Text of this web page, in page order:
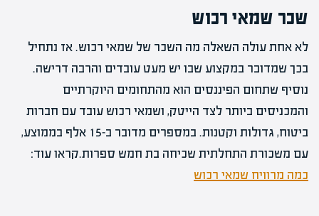
שכר שמאי רכוש
לא אחת עולה השאלה מה השכר של שמאי רכוש. אז נתחיל
בכך שמדובר במקצוע שבו יש מעט עובדים והרבה דרישה.
נוסיף שתחום הפיננסים הוא מהתחומים היוקרתיים
והמכניסים ביותר לצד הייטק, ושמאי רכוש עובד עם חברות
ביטוח, גדולות וקטנות. במספרים מדובר ב-15 אלף בממוצע,
עם משכורת התחלתית שכיחה בת חמש ספרות.קראו עוד:
כמה מרוויח שמאי רכוש